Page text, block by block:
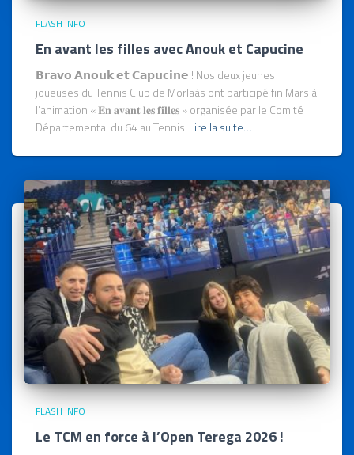
FLASH INFO
En avant les filles avec Anouk et Capucine
𝗕𝗿𝗮𝘃𝗼 𝗔𝗻𝗼𝘂𝗸 𝗲𝘁 𝗖𝗮𝗽𝘂𝗰𝗶𝗻𝗲 ! Nos deux jeunes
joueuses du Tennis Club de Morlaàs ont participé fin Mars à
l’animation « 𝐄𝐧 𝐚𝐯𝐚𝐧𝐭 𝐥𝐞𝐬 𝐟𝐢𝐥𝐥𝐞𝐬 » organisée par le Comité
Départemental du 64 au Tennis Lire la suite…
FLASH INFO
Le TCM en force à l’Open Terega 2026 !